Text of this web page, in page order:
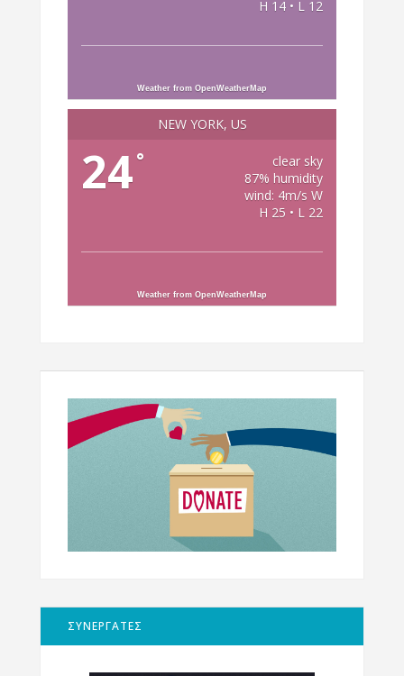
H 14 • L 12
Weather from OpenWeatherMap
NEW YORK, US
24°
clear sky
87% humidity
wind: 4m/s W
H 25 • L 22
Weather from OpenWeatherMap
ΣΥΝΕΡΓΑΤΕΣ